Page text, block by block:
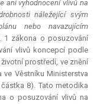
ani vyhodnocení vlivů na
náležející svým
nebo navazujícím
1 zákona o posuzování
vlivů koncepcí podle
prostředí, ve znění
ve Věstníku Ministerstva
8). Tato metodika
o posuzování vlivů na